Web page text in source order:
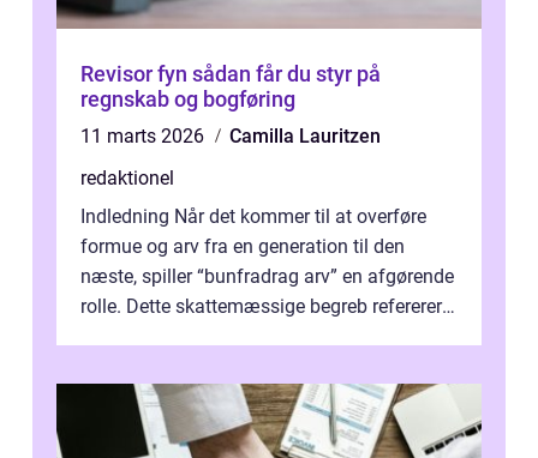
Revisor fyn sådan får du styr på
regnskab og bogføring
11 marts 2026
Camilla Lauritzen
redaktionel
Indledning Når det kommer til at overføre
formue og arv fra en generation til den
næste, spiller “bunfradrag arv” en afgørende
rolle. Dette skattemæssige begreb refererer